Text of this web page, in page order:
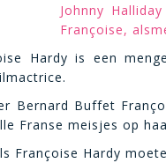
Johnny
Françoise,
Hardy is een
Bernard Buffet
Franse meisjes op
Françoise Hardy